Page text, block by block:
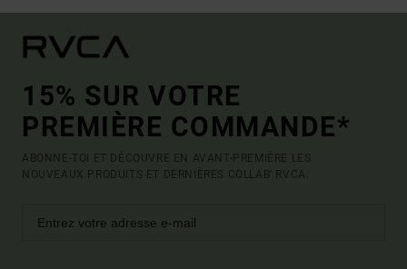
15% SUR VOTRE
PREMIÈRE COMMANDE*
ABONNE-TOI ET DÉCOUVRE EN AVANT-PREMIÈRE LES
NOUVEAUX PRODUITS ET DERNIÈRES COLLAB' RVCA.